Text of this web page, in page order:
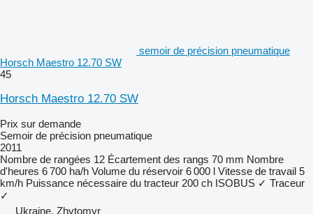
semoir de précision pneumatique
Horsch Maestro 12.70 SW
45
Horsch Maestro 12.70 SW
Prix sur demande
Semoir de précision pneumatique
2011
Nombre de rangées 12 Écartement des rangs 70 mm Nombre
d'heures 6 700 ha/h Volume du réservoir 6 000 l Vitesse de travail 5
km/h Puissance nécessaire du tracteur 200 ch ISOBUS ✓ Traceur
✓
Ukraine, Zhytomyr